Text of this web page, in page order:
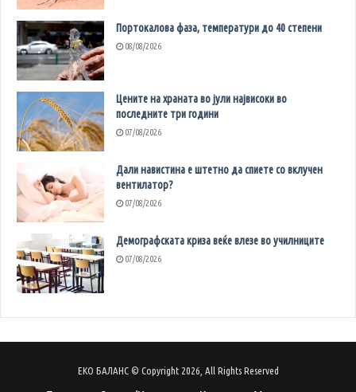
Портокалова фаза, температури до 40 степени
08/08/2026
Цените на храната во јули највисоки во
последните три години
07/08/2026
Дали навистина е штетно да спиете со вклучен
вентилатор?
07/08/2026
Демографската криза веќе влезе во училниците
07/08/2026
ЕКО БАЛАНС © Copyright 2026, All Rights Reserved